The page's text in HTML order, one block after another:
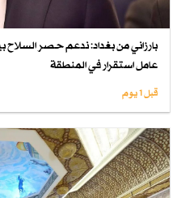
بارزاني من بغداد: ندعم حصر السلاح
عامل استقرار في المنطقة
قبل 1 یوم